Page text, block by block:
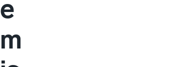
e
m